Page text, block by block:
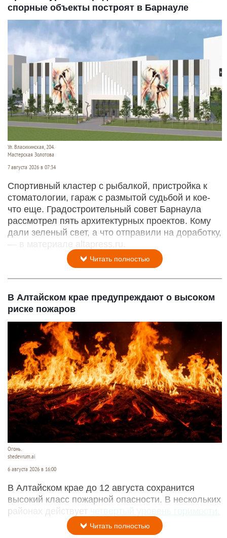
спорные объекты построят в Барнауле
Ул. Власихинская, 204.
Мастерская Золотова
7 августа 2026 в 07:34
Спортивный кластер с рыбалкой, пристройка к
стоматологии, гараж с размытой судьбой и кое-
что еще. Градостроительный совет Барнаула
рассмотрел пять архитектурных проектов. Кому
дали зеленый свет, а что отправили на доработку,
— в материале altapress.ru.
Читать полностью
В Алтайском крае предупреждают о высоком
риске пожаров
Огонь.
shedevrum.ai
6 августа 2026 в 16:00
В Алтайском крае до 12 августа сохранится
высокий класс пожарной опасности. В нескольких
районах действует
четвертый уровень горимости.
Читать полностью